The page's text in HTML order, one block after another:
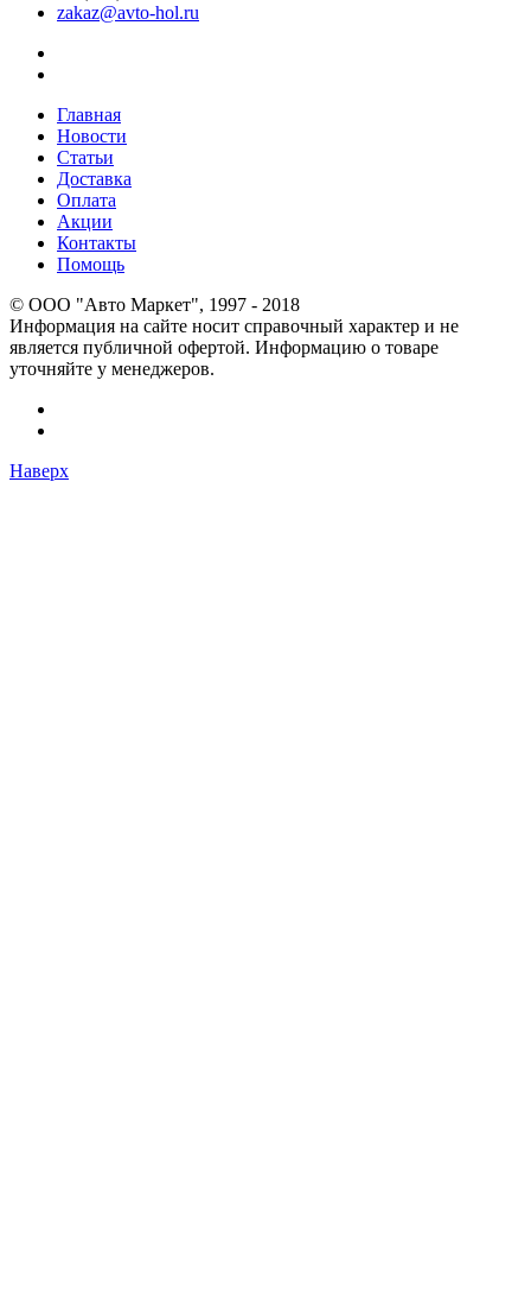
zakaz@avto-hol.ru
Главная
Новости
Статьи
Доставка
Оплата
Акции
Контакты
Помощь
© OOO "Авто Маркет", 1997 - 2018
Информация на сайте носит справочный характер и не
является публичной офертой. Информацию о товаре
уточняйте у менеджеров.
Наверх